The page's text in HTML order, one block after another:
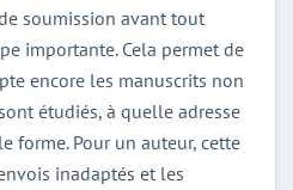
soumission avant tout
importante. Cela permet de
encore les manuscrits non
étudiés, à quelle adresse
forme. Pour un auteur, cette
inadaptés et les